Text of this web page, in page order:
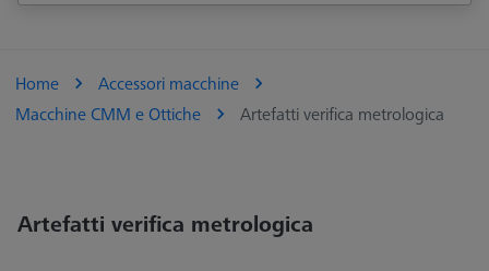
Home
Accessori macchine
Macchine CMM e Ottiche
Artefatti verifica metrologica
Artefatti verifica metrologica